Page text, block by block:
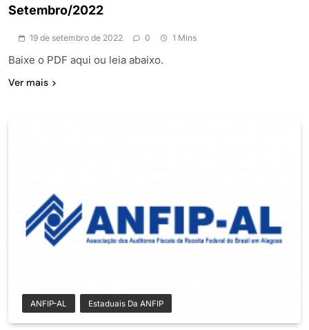
Setembro/2022
19 de setembro de 2022 0 1 Mins
Baixe o PDF aqui ou leia abaixo.
Ver mais
ANFIP-AL Estaduais Da ANFIP